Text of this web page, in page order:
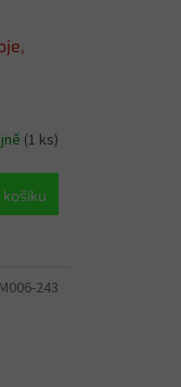
(1 ks)
košíku
M006-243